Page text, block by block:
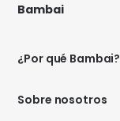
Bambai
¿Por qué Bambai?
Sobre nosotros